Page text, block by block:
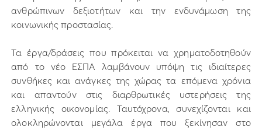
ανθρώπινων δεξιοτήτων και την ενδυνάμωση της
κοινωνικής προστασίας.
Τα έργα/δράσεις που πρόκειται να χρηματοδοτηθούν
από το νέο ΕΣΠΑ λαμβάνουν υπόψη τις ιδιαίτερες
συνθήκες και ανάγκες της χώρας τα επόμενα χρόνια
και απαντούν στις διαρθρωτικές υστερήσεις της
ελληνικής οικονομίας. Ταυτόχρονα, συνεχίζονται και
ολοκληρώνονται μεγάλα έργα που ξεκίνησαν στο